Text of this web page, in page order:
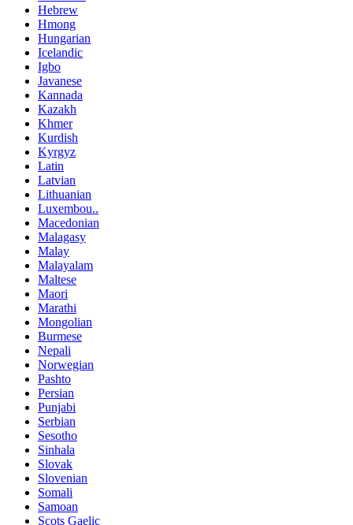
Hebrew
Hmong
Hungarian
Icelandic
Igbo
Javanese
Kannada
Kazakh
Khmer
Kurdish
Kyrgyz
Latin
Latvian
Lithuanian
Luxembou..
Macedonian
Malagasy
Malay
Malayalam
Maltese
Maori
Marathi
Mongolian
Burmese
Nepali
Norwegian
Pashto
Persian
Punjabi
Serbian
Sesotho
Sinhala
Slovak
Slovenian
Somali
Samoan
Scots Gaelic